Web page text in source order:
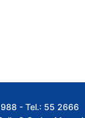
- Tel.: 55 2666